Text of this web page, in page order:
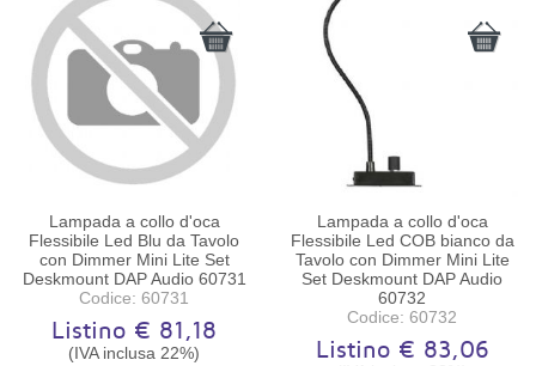
Disponibilità:Ordinabile
Lampada a collo d'oca
Flessibile Led Blu da Tavolo
con Dimmer Mini Lite Set
Deskmount DAP Audio 60731
Codice: 60731
Listino € 81,18
(IVA inclusa 22%) Disponibilità:Ordinabile
Lampada a collo d'oca
Flessibile Led COB bianco da
Tavolo con Dimmer Mini Lite
Set Deskmount DAP Audio
60732
Codice: 60732
Listino € 83,06